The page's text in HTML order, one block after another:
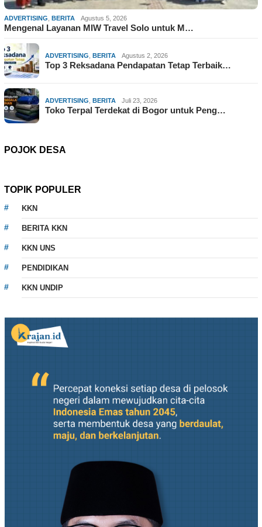
ADVERTISING BERITA Agustus 5, 2026
Mengenal Layanan MIW Travel Solo untuk M…
ADVERTISING BERITA Agustus 2, 2026
Top 3 Reksadana Pendapatan Tetap Terbaik…
ADVERTISING BERITA Juli 23, 2026
Toko Terpal Terdekat di Bogor untuk Peng…
POJOK DESA
TOPIK POPULER
KKN
BERITA KKN
KKN UNS
PENDIDIKAN
KKN UNDIP